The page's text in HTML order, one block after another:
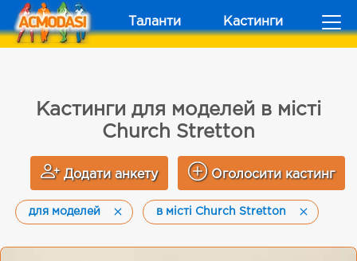
Таланти Кастинги
Кастинги для моделей в місті
Church Stretton
Додати анкету Оголосити кастинг
для моделей в місті Church Stretton